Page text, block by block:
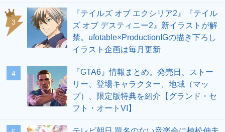
3
『テイルズ オブ エクシリア2』『テイル
ズ オブ デスティニー2』新イラストが解
禁。ufotable×ProductionIGの描き下ろし
イラスト企画は毎月更新
4
『GTA6』情報まとめ。発売日、ストー
リー、登場キャラクター、地域（マッ
プ）、限定版特典を紹介【グランド・セ
フト・オートVI】